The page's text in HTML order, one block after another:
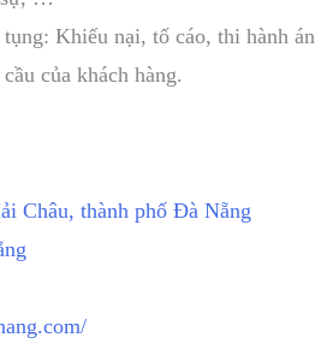
Khiếu nại, tố cáo, thi hành
của khách hàng.
Châu, thành phố Đà Nẵng